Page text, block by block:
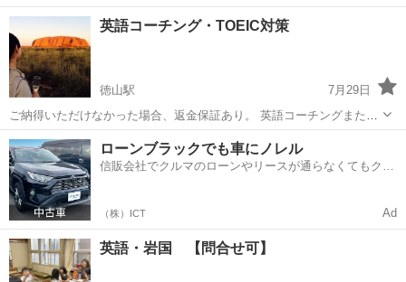
成長できるようにしたいとおもっています✨ 英語が苦手だったり、何
から始めたらいいかわからないひとはぜひメッセージしてください！
ネイティブスピーカーと一緒...
山口 宇部市 英語 無料
英語コーチング・TOEIC対策
徳山駅
7月29日
ご納得いただけなかった場合、返金保証あり。 英語コーチングまたは
TOEIC対策 TOEICスコア930点保有しています。 初級から中級の英語
学習者を対象としています。 主にオンラインで行う予定です。 まずは
お問い合せい...
山口 周南市 徳山駅 TOEIC(R)テスト
ローンブラックでも車にノレル
信販会社でクルマのローンやリースが通らなくてもクル
（株）ICT Ad
英語・岩国 【問合せ可】